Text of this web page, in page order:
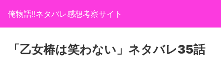
俺物語!!ネタバレ感想考察サイト
「乙女椿は笑わない」ネタバレ35話